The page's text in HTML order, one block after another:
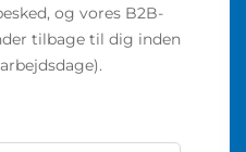
og vores B2B-
tilbage til dig inden